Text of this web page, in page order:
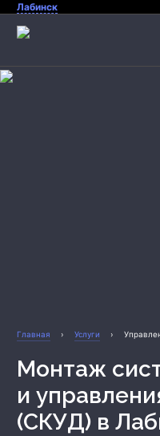
Лабинск
Охрана дома
Охрана бизнеса
Главная › Услуги ›
Монтаж системы контроля
и
(СКУД) в